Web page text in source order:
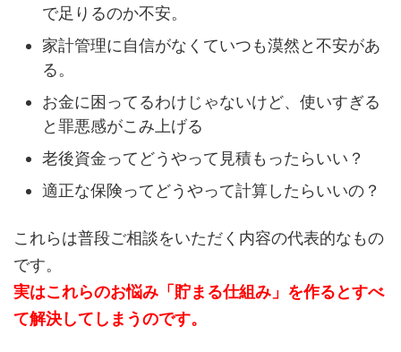
で足りるのか不安。
家計管理に自信がなくていつも漠然と不安があ
る。
お金に困ってるわけじゃないけど、使いすぎる
と罪悪感がこみ上げる
老後資金ってどうやって見積もったらいい？
適正な保険ってどうやって計算したらいいの？
これらは普段ご相談をいただく内容の代表的なもの
です。
実はこれらのお悩み「貯まる仕組み」を作るとすべ
て解決してしまうのです。